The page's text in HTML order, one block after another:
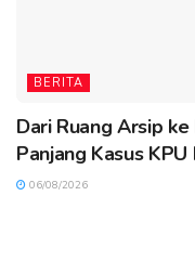
BERITA
Dari Ruang Arsip
Panjang Kasus
06/08/2026